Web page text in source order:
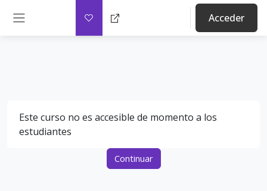
Acceder
Este curso no es accesible de momento a los
estudiantes
Continuar